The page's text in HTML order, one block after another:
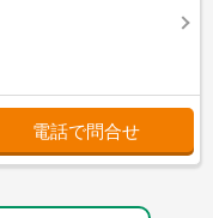
電話で問合せ